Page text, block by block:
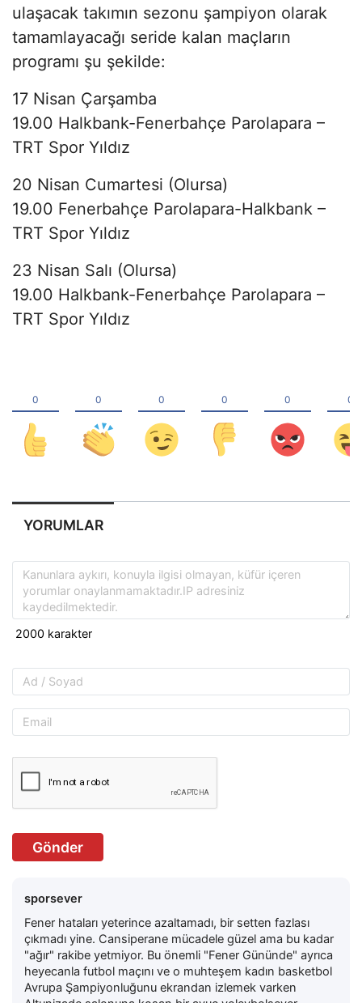
ulaşacak takımın sezonu şampiyon olarak
tamamlayacağı seride kalan maçların
programı şu şekilde:
17 Nisan Çarşamba
19.00 Halkbank-Fenerbahçe Parolapara –
TRT Spor Yıldız
20 Nisan Cumartesi (Olursa)
19.00 Fenerbahçe Parolapara-Halkbank –
TRT Spor Yıldız
23 Nisan Salı (Olursa)
19.00 Halkbank-Fenerbahçe Parolapara –
TRT Spor Yıldız
YORUMLAR
Gönder
sporsever
Fener hataları yeterince azaltamadı, bir setten fazlası
çıkmadı yine. Cansiperane mücadele güzel ama bu kadar
"ağır" rakibe yetmiyor. Bu önemli "Fener Gününde" ayrıca
heyecanla futbol maçını ve o muhteşem kadın basketbol
Avrupa Şampiyonluğunu ekrandan izlemek varken